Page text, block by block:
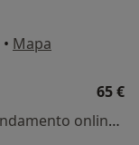
• Mapa
65 €
Esse especialista não oferece agendamento online para esse endereço.